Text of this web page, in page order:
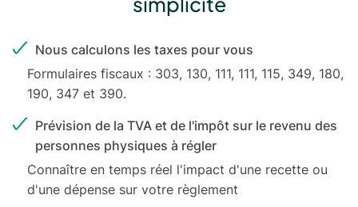
Nous calculons les taxes pour vous
Formulaires fiscaux : 303, 130, 111, 111, 115, 349, 180,
190, 347 et 390.
Prévision de la TVA et de l'impôt sur le revenu des
personnes physiques à régler
Connaître en temps réel l'impact d'une recette ou
d'une dépense sur votre règlement